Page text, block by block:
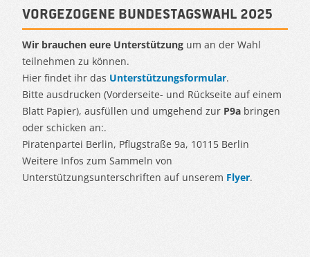
Vorgezogene Bundestagswahl 2025
Wir brauchen eure Unterstützung um an der Wahl
teilnehmen zu können.
Hier findet ihr das Unterstützungsformular.
Bitte ausdrucken (Vorderseite- und Rückseite auf einem
Blatt Papier), ausfüllen und umgehend zur P9a bringen
oder schicken an:.
Piratenpartei Berlin, Pflugstraße 9a, 10115 Berlin
Weitere Infos zum Sammeln von
Unterstützungsunterschriften auf unserem Flyer.